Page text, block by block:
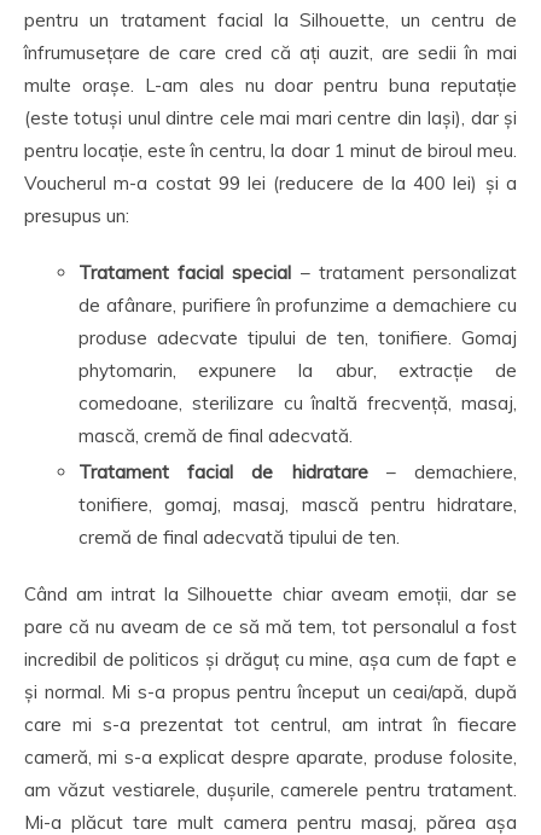
pentru un tratament facial la Silhouette, un centru de
înfrumusețare de care cred că ați auzit, are sedii în mai
multe orașe. L-am ales nu doar pentru buna reputație
(este totuși unul dintre cele mai mari centre din Iași), dar și
pentru locație, este în centru, la doar 1 minut de biroul meu.
Voucherul m-a costat 99 lei (reducere de la 400 lei) și a
presupus un:
Tratament facial special – tratament personalizat
de afânare, purifiere în profunzime a demachiere cu
produse adecvate tipului de ten, tonifiere. Gomaj
phytomarin, expunere la abur, extracție de
comedoane, sterilizare cu înaltă frecvență, masaj,
mască, cremă de final adecvată.
Tratament facial de hidratare– demachiere,
tonifiere, gomaj, masaj, mască pentru hidratare,
cremă de final adecvată tipului de ten.
Când am intrat la Silhouette chiar aveam emoții, dar se
pare că nu aveam de ce să mă tem, tot personalul a fost
incredibil de politicos și drăguț cu mine, așa cum de fapt e
și normal. Mi s-a propus pentru început un ceai/apă, după
care mi s-a prezentat tot centrul, am intrat în fiecare
cameră, mi s-a explicat despre aparate, produse folosite,
am văzut vestiarele, dușurile, camerele pentru tratament.
Mi-a plăcut tare mult camera pentru masaj, părea așa